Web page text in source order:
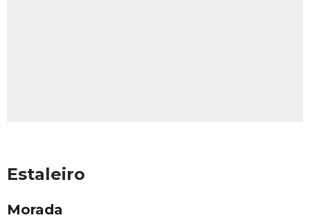
Estaleiro
Morada